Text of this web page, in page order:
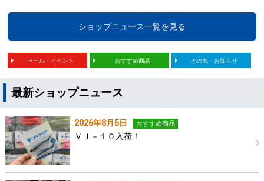
ショップニュース一覧を見る
セール・イベント おすすめ商品 その他・お知らせ
最新ショップニュース
2026年8月5日 おすすめ商品
ＶＪ－１０入荷！